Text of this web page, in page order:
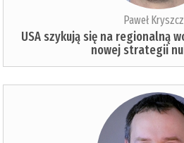
Paweł
USA szykują się na regionalną
nowej strategii